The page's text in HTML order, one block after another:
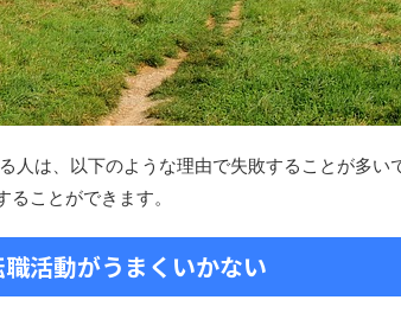
人は、以下のような理由で失敗することが多い
ことができます。
活動がうまくいかない